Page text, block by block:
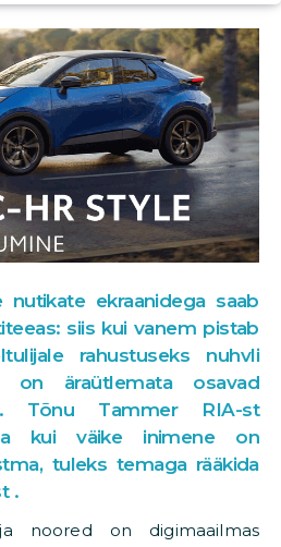
nutikate ekraanidega saab
siis kui vanem pistab
rahustuseks nuhvli
on äraütlemata osavad
Tõnu Tammer RIA-st
kui väike inimene on
tuleks temaga rääkida
.
noored on digimaailmas